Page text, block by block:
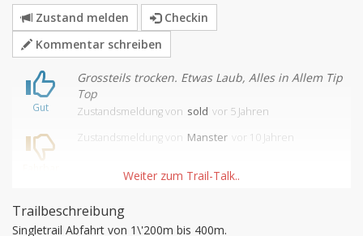
Zustand melden
Checkin
Kommentar schreiben
Gut
Grossteils trocken. Etwas Laub, Alles in Allem Tip
Top
Zustandsmeldungvon sold vor 5 Jahren
Zustandsmeldungvon Manster vor 10 Jahren
Trailbeschreibung
Singletrail Abfahrt von 1\'200m bis 400m.